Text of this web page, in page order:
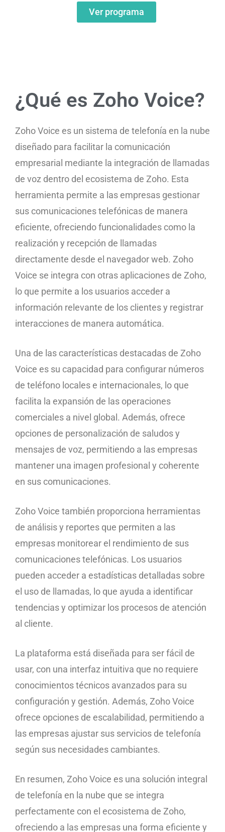
Ver programa
¿Qué es Zoho Voice?
Zoho Voice es un sistema de telefonía en la nube
diseñado para facilitar la comunicación
empresarial mediante la integración de llamadas
de voz dentro del ecosistema de Zoho. Esta
herramienta permite a las empresas gestionar
sus comunicaciones telefónicas de manera
eficiente, ofreciendo funcionalidades como la
realización y recepción de llamadas
directamente desde el navegador web. Zoho
Voice se integra con otras aplicaciones de Zoho,
lo que permite a los usuarios acceder a
información relevante de los clientes y registrar
interacciones de manera automática.
Una de las características destacadas de Zoho
Voice es su capacidad para configurar números
de teléfono locales e internacionales, lo que
facilita la expansión de las operaciones
comerciales a nivel global. Además, ofrece
opciones de personalización de saludos y
mensajes de voz, permitiendo a las empresas
mantener una imagen profesional y coherente
en sus comunicaciones.
Zoho Voice también proporciona herramientas
de análisis y reportes que permiten a las
empresas monitorear el rendimiento de sus
comunicaciones telefónicas. Los usuarios
pueden acceder a estadísticas detalladas sobre
el uso de llamadas, lo que ayuda a identificar
tendencias y optimizar los procesos de atención
al cliente.
La plataforma está diseñada para ser fácil de
usar, con una interfaz intuitiva que no requiere
conocimientos técnicos avanzados para su
configuración y gestión. Además, Zoho Voice
ofrece opciones de escalabilidad, permitiendo a
las empresas ajustar sus servicios de telefonía
según sus necesidades cambiantes.
En resumen, Zoho Voice es una solución integral
de telefonía en la nube que se integra
perfectamente con el ecosistema de Zoho,
ofreciendo a las empresas una forma eficiente y